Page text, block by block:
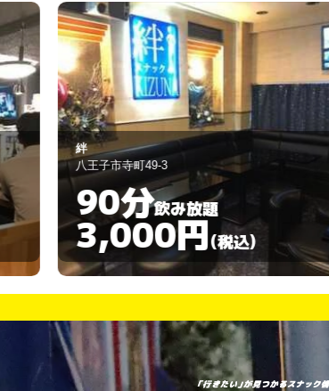
Snack G.S
八王子市中町4-12
60分 飲み放題
3,000円(税込)